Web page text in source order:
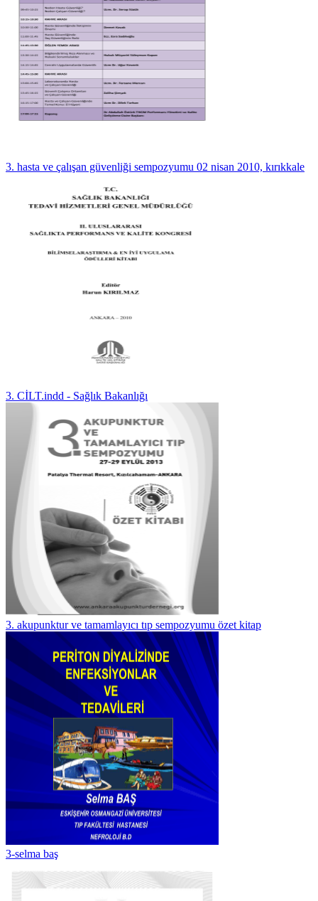
3. hasta ve çalışan güvenliği sempozyumu 02 nisan 2010, kırıkkale
3. CİLT.indd - Sağlık Bakanlığı
3. akupunktur ve tamamlayıcı tıp sempozyumu özet kitap
3-selma baş